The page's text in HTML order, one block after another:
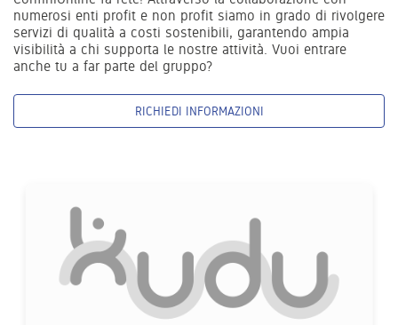
numerosi enti profit e non profit siamo in grado di rivolgere
servizi di qualità a costi sostenibili, garantendo ampia
visibilità a chi supporta le nostre attività. Vuoi entrare
anche tu a far parte del gruppo?
RICHIEDI INFORMAZIONI